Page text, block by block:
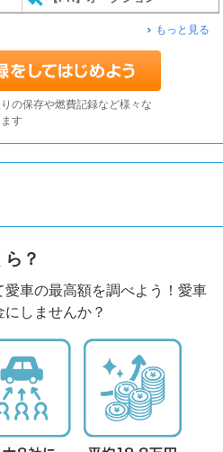
もっと見る
の保存や燃費記録など様々な
す
？
車の最高額を調べよう！愛車
しませんか？